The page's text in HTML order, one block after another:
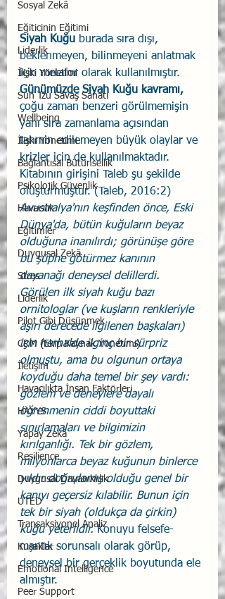
Sosyal Zekâ
Eğiticinin Eğitimi
Liderlik
İlişki Yönetimi
Sun Tzu Savaş Sanatı
Wellbeing
İlişki Yönetimi
Bağlantısal Bütünsellik
Psikolojik Güvenlik
Havacılık
Eğitimler
Duygusal Zekâ
Stres
Liderlik
Pilot Gibi Düşünmek
CRM (Ekip Kaynak Yönetimi)
İletişim
Havacılıkta İnsan Faktörleri
HAYYS
Yapay Zekâ
Resilience
Duygusal Dayanıklılık
UTED
Transaksiyonel Analiz
Kuşaklar
Emotional Intelligence
Peer Support
Siyah Kuğu burada sıra dışı,
beklenmeyen, bilinmeyeni anlatmak
için metafor olarak kullanılmıştır.
Günümüzde Siyah Kuğu kavramı,
çoğu zaman benzeri görülmemişin
yanı sıra zamanlama açısından
tahmin edilemeyen büyük olaylar ve
krizler için de kullanılmaktadır.
Kitabının girişini Taleb şu şekilde
oluşturmuştur. (Taleb, 2016:2)
Avustralya'nın keşfinden önce, Eski
Dünya'da, bütün kuğuların beyaz
olduğuna inanılırdı; görünüşe göre
bu şüphe götürmez kanının
dayanağı deneysel delillerdi.
Görülen ilk siyah kuğu bazı
ornitologlar (ve kuşların renkleriyle
aşırı derecede ilgilenen başkaları)
için herhalde ilginç bir sürpriz
olmuştu, ama bu olgunun ortaya
koyduğu daha temel bir şey vardı:
gözlem ve deneylere dayalı
öğrenmenin ciddi boyuttaki
sınırlamaları ve bilgimizin
kırılganlığı. Tek bir gözlem,
milyonlarca beyaz kuğunun binlerce
yıldır doğrulamış olduğu genel bir
kanıyı geçersiz kılabilir. Bunun için
tek bir siyah (oldukça da çirkin)
kuğu yeterlidir. Konuyu felsefe-
mantık sorunsalı olarak görüp,
deneysel bir gerçeklik boyutunda ele
almıştır.